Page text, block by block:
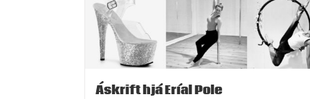
Áskrift hjá Eríal Pole